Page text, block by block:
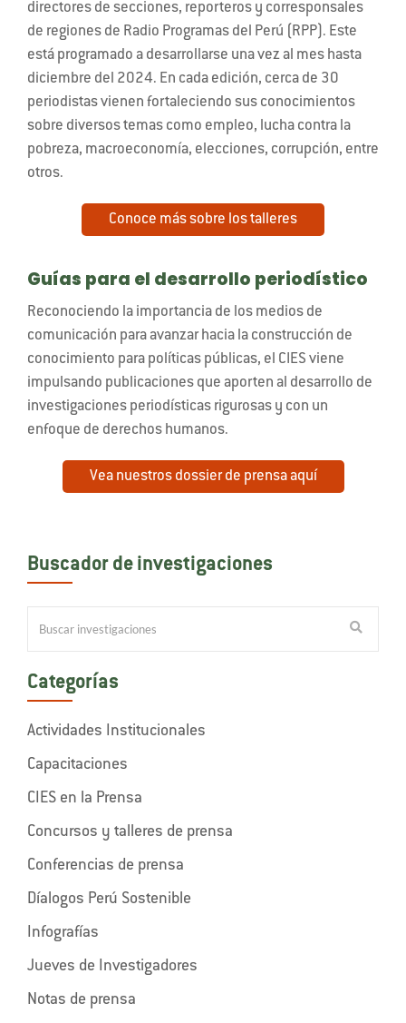
directores de secciones, reporteros y corresponsales
de regiones de Radio Programas del Perú (RPP). Este
está programado a desarrollarse una vez al mes hasta
diciembre del 2024. En cada edición, cerca de 30
periodistas vienen fortaleciendo sus conocimientos
sobre diversos temas como empleo, lucha contra la
pobreza, macroeconomía, elecciones, corrupción, entre
otros.
Conoce más sobre los talleres
Guías para el desarrollo periodístico
Reconociendo la importancia de los medios de
comunicación para avanzar hacia la construcción de
conocimiento para políticas públicas, el CIES viene
impulsando publicaciones que aporten al desarrollo de
investigaciones periodísticas rigurosas y con un
enfoque de derechos humanos.
Vea nuestros dossier de prensa aquí
Buscador de investigaciones
Categorías
Actividades Institucionales
Capacitaciones
CIES en la Prensa
Concursos y talleres de prensa
Conferencias de prensa
Díalogos Perú Sostenible
Infografías
Jueves de Investigadores
Notas de prensa